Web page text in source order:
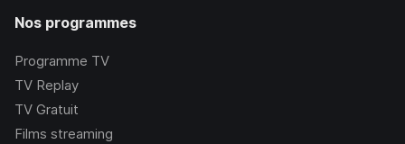
Nos programmes
Programme TV
TV Replay
TV Gratuit
Films streaming